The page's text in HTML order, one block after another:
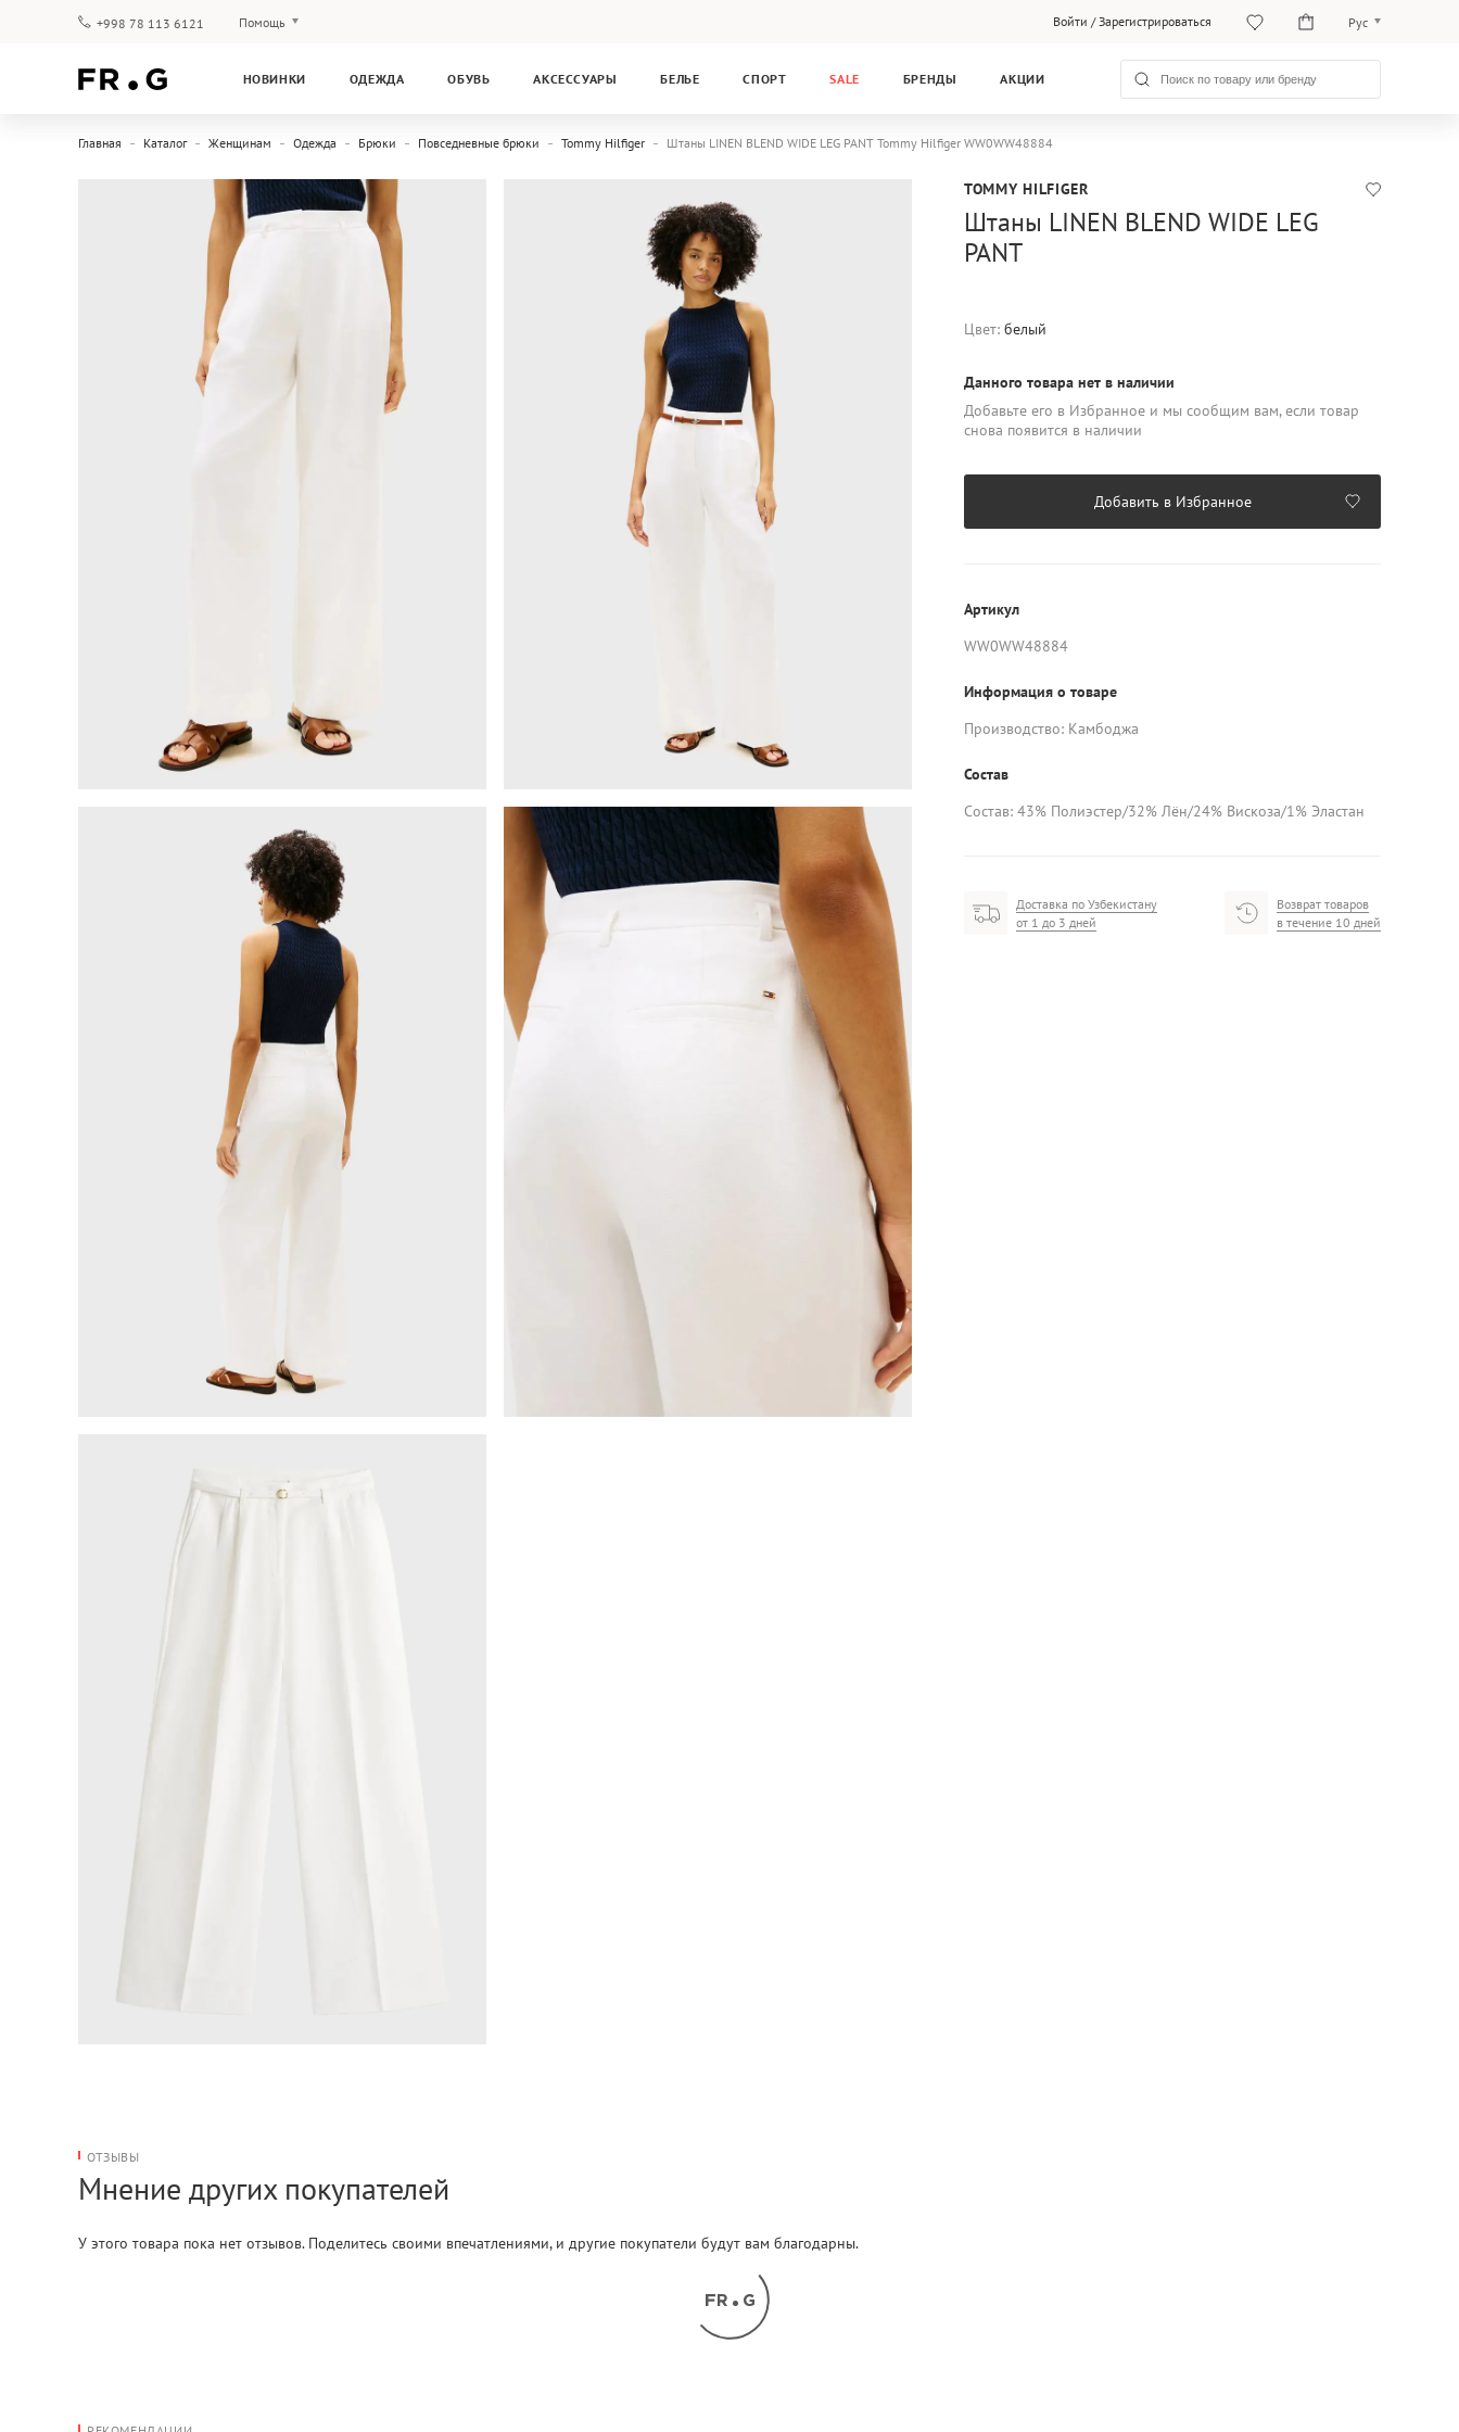
+998 78 113 6121 Помощь Войти /Зарегистрироваться Рус
Рус
НОВИНКИ ОДЕЖДА ОБУВЬ АКСЕССУАРЫ БЕЛЬЕ СПОРТ SALE БРЕНДЫ АКЦИИ
Главная Каталог Женщинам Одежда Брюки Повседневные брюки Tommy Hilfiger Штаны LINEN BLEND WIDE LEG PANT Tommy Hilfiger WW0WW48884
TOMMY HILFIGER
Штаны LINEN BLEND WIDE LEG
PANT
Цвет: белый
Данного товара нет в наличии
Добавьте его в Избранное и мы сообщим вам, если товар
снова появится в наличии
Добавить в Избранное
Артикул
WW0WW48884
Информация о товаре
Производство: Камбоджа
Состав
Состав: 43% Полиэстер/32% Лён/24% Вискоза/1% Эластан
Доставка по Узбекистану
от 1 до 3 дней
Возврат товаров
в течение 10 дней
ОТЗЫВЫ
Мнение других покупателей
У этого товара пока нет отзывов. Поделитесь своими впечатлениями, и другие покупатели будут вам благодарны.